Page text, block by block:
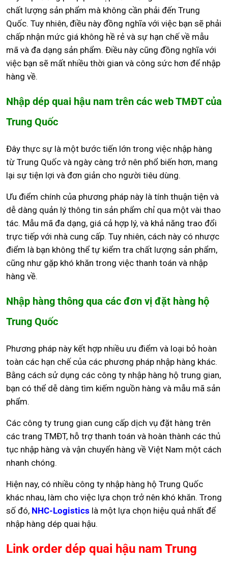
chất lượng sản phẩm mà không cần phải đến Trung
Quốc. Tuy nhiên, điều này đồng nghĩa với việc bạn sẽ phải
chấp nhận mức giá không hề rẻ và sự hạn chế về mẫu
mã và đa dạng sản phẩm. Điều này cũng đồng nghĩa với
việc bạn sẽ mất nhiều thời gian và công sức hơn để nhập
hàng về.
Nhập dép quai hậu nam trên các web TMĐT của
Trung Quốc
Đây thực sự là một bước tiến lớn trong việc nhập hàng
từ Trung Quốc và ngày càng trở nên phổ biến hơn, mang
lại sự tiện lợi và đơn giản cho người tiêu dùng.
Ưu điểm chính của phương pháp này là tính thuận tiện và
dễ dàng quản lý thông tin sản phẩm chỉ qua một vài thao
tác. Mẫu mã đa dạng, giá cả hợp lý, và khả năng trao đổi
trực tiếp với nhà cung cấp. Tuy nhiên, cách này có nhược
điểm là bạn không thể tự kiểm tra chất lượng sản phẩm,
cũng như gặp khó khăn trong việc thanh toán và nhập
hàng về.
Nhập hàng thông qua các đơn vị đặt hàng hộ
Trung Quốc
Phương pháp này kết hợp nhiều ưu điểm và loại bỏ hoàn
toàn các hạn chế của các phương pháp nhập hàng khác.
Bằng cách sử dụng các công ty nhập hàng hộ trung gian,
bạn có thể dễ dàng tìm kiếm nguồn hàng và mẫu mã sản
phẩm.
Các công ty trung gian cung cấp dịch vụ đặt hàng trên
các trang TMĐT, hỗ trợ thanh toán và hoàn thành các thủ
tục nhập hàng và vận chuyển hàng về Việt Nam một cách
nhanh chóng.
Hiện nay, có nhiều công ty nhập hàng hộ Trung Quốc
khác nhau, làm cho việc lựa chọn trở nên khó khăn. Trong
số đó, NHC-Logistics là một lựa chọn hiệu quả nhất để
nhập hàng dép quai hậu.
Link order dép quai hậu nam Trung